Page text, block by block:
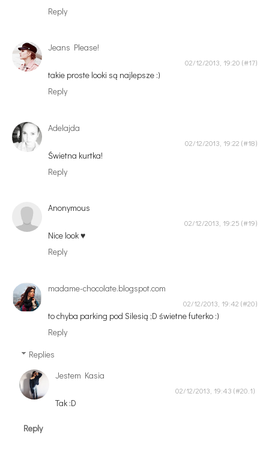
Reply
Jeans Please!
02/12/2013, 19:20
takie proste looki są najlepsze :)
Reply
Adelajda
02/12/2013, 19:22
Świetna kurtka!
Reply
Anonymous
02/12/2013, 19:25
Nice look ♥
Reply
madame-chocolate.blogspot.com
02/12/2013, 19:42
to chyba parking pod Silesią ;D świetne futerko :)
Reply
Replies
Jestem Kasia
02/12/2013, 19:43
Tak :D
Reply